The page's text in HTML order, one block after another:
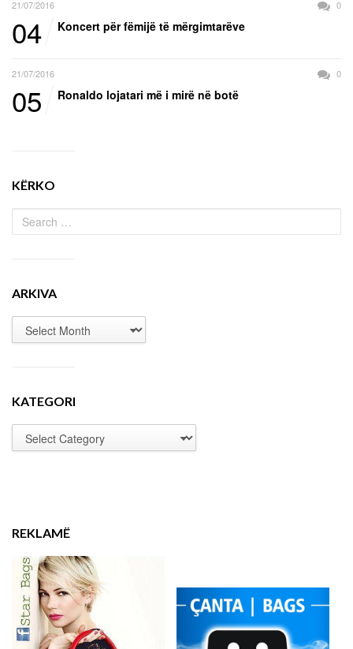
21/07/2016 0
04 Koncert për fëmijë të mërgimtarëve
21/07/2016 0
05 Ronaldo lojatari më i mirë në botë
KËRKO
ARKIVA
KATEGORI
REKLAMË